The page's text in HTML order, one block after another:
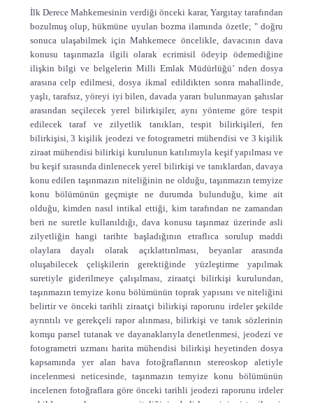
İlk Derece Mahkemesinin verdiği önceki karar, Yargıtay tarafından
bozulmuş olup, hükmüne uyulan bozma ilamında özetle; " doğru
sonuca ulaşabilmek için Mahkemece öncelikle, davacının dava
konusu taşınmazla ilgili olarak ecrimisil ödeyip ödemediğine
ilişkin bilgi ve belgelerin Milli Emlak Müdürlüğü’ nden dosya
arasına celp edilmesi, dosya ikmal edildikten sonra mahallinde,
yaşlı, tarafsız, yöreyi iyi bilen, davada yararı bulunmayan şahıslar
arasından seçilecek yerel bilirkişiler, aynı yönteme göre tespit
edilecek taraf ve zilyetlik tanıkları, tespit bilirkişileri, fen
bilirkişisi, 3 kişilik jeodezi ve fotogrametri mühendisi ve 3 kişilik
ziraat mühendisi bilirkişi kurulunun katılımıyla keşif yapılması ve
bu keşif sırasında dinlenecek yerel bilirkişi ve tanıklardan, davaya
konu edilen taşınmazın niteliğinin ne olduğu, taşınmazın temyize
konu bölümünün geçmişte ne durumda bulunduğu, kime ait
olduğu, kimden nasıl intikal ettiği, kim tarafından ne zamandan
beri ne suretle kullanıldığı, dava konusu taşınmaz üzerinde asli
zilyetliğin hangi tarihte başladığının etraflıca sorulup maddi
olaylara dayalı olarak açıklattırılması, beyanlar arasında
oluşabilecek çelişkilerin gerektiğinde yüzleştirme yapılmak
suretiyle giderilmeye çalışılması, ziraatçi bilirkişi kurulundan,
taşınmazın temyize konu bölümünün toprak yapısını ve niteliğini
belirtir ve önceki tarihli ziraatçi bilirkişi raporunu irdeler şekilde
ayrıntılı ve gerekçeli rapor alınması, bilirkişi ve tanık sözlerinin
komşu parsel tutanak ve dayanaklarıyla denetlenmesi, jeodezi ve
fotogrametri uzmanı harita mühendisi bilirkişi heyetinden dosya
kapsamında yer alan hava fotoğraflarının stereoskop aletiyle
incelenmesi neticesinde, taşınmazın temyize konu bölümünün
incelenen fotoğraflara göre önceki tarihli jeodezi raporunu irdeler